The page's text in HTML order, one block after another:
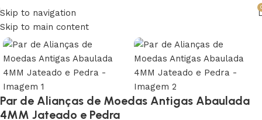
Skip to navigation
Skip to main content
Par de Alianças de Moedas Antigas Abaulada
4MM Jateado e Pedra